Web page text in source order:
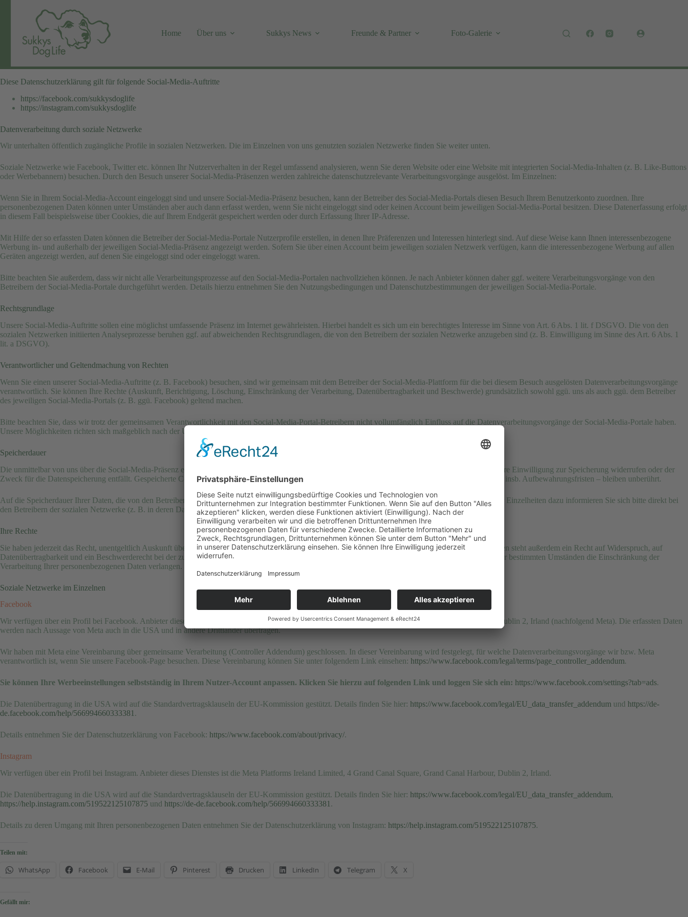
Home
Über uns Sukkys News Freunde & Partner Foto-Galerie
Social Media Datenschutz
Unsere Social-Media-Auftritte
Diese Datenschutzerklärung gilt für folgende Social-Media-Auftritte
https://facebook.com/sukkysdoglife
https://instagram.com/sukkysdoglife
Datenverarbeitung durch soziale Netzwerke
Wir unterhalten öffentlich zugängliche Profile in sozialen Netzwerken. Die im Einzelnen von uns genutzten sozialen Netzwerke finden Sie weiter unten.
Soziale Netzwerke wie Facebook, Twitter etc. können Ihr Nutzerverhalten in der Regel umfassend analysieren, wenn Sie deren Website oder eine Website mit integrierten Social-Media-Inhalten (z. B. Like-Buttons
oder Werbebannern) besuchen. Durch den Besuch unserer Social-Media-Präsenzen werden zahlreiche datenschutzrelevante Verarbeitungsvorgänge ausgelöst. Im Einzelnen:
Wenn Sie in Ihrem Social-Media-Account eingeloggt sind und unsere Social-Media-Präsenz besuchen, kann der Betreiber des Social-Media-Portals diesen Besuch Ihrem Benutzerkonto zuordnen. Ihre
personenbezogenen Daten können unter Umständen aber auch dann erfasst werden, wenn Sie nicht eingeloggt sind oder keinen Account beim jeweiligen Social-Media-Portal besitzen. Diese Datenerfassung erfolgt
in diesem Fall beispielsweise über Cookies, die auf Ihrem Endgerät gespeichert werden oder durch Erfassung Ihrer IP-Adresse.
Mit Hilfe der so erfassten Daten können die Betreiber der Social-Media-Portale Nutzerprofile erstellen, in denen Ihre Präferenzen und Interessen hinterlegt sind. Auf diese Weise kann Ihnen interessenbezogene
Werbung in- und außerhalb der jeweiligen Social-Media-Präsenz angezeigt werden. Sofern Sie über einen Account beim jeweiligen sozialen Netzwerk verfügen, kann die interessenbezogene Werbung auf allen
Geräten angezeigt werden, auf denen Sie eingeloggt sind oder eingeloggt waren.
Bitte beachten Sie außerdem, dass wir nicht alle Verarbeitungsprozesse auf den Social-Media-Portalen nachvollziehen können. Je nach Anbieter können daher ggf. weitere Verarbeitungsvorgänge von den
Betreibern der Social-Media-Portale durchgeführt werden. Details hierzu entnehmen Sie den Nutzungsbedingungen und Datenschutzbestimmungen der jeweiligen Social-Media-Portale.
Rechtsgrundlage
Unsere Social-Media-Auftritte sollen eine möglichst umfassende Präsenz im Internet gewährleisten. Hierbei handelt es sich um ein berechtigtes Interesse im Sinne von Art. 6 Abs. 1 lit. f DSGVO. Die von den
sozialen Netzwerken initiierten Analyseprozesse beruhen ggf. auf abweichenden Rechtsgrundlagen, die von den Betreibern der sozialen Netzwerke anzugeben sind (z. B. Einwilligung im Sinne des Art. 6 Abs. 1
lit. a DSGVO).
Verantwortlicher und Geltendmachung von Rechten
Wenn Sie einen unserer Social-Media-Auftritte (z. B. Facebook) besuchen, sind wir gemeinsam mit dem Betreiber der Social-Media-Plattform für die bei diesem Besuch ausgelösten Datenverarbeitungsvorgänge
verantwortlich. Sie können Ihre Rechte (Auskunft, Berichtigung, Löschung, Einschränkung der Verarbeitung, Datenübertragbarkeit und Beschwerde) grundsätzlich sowohl ggü. uns als auch ggü. dem Betreiber
des jeweiligen Social-Media-Portals (z. B. ggü. Facebook) geltend machen.
Bitte beachten Sie, dass wir trotz der gemeinsamen Verantwortlichkeit mit den Social-Media-Portal-Betreibern nicht vollumfänglich Einfluss auf die Datenverarbeitungsvorgänge der Social-Media-Portale haben.
Unsere Möglichkeiten richten sich maßgeblich nach der Unternehmenspolitik des jeweiligen Anbieters.
Speicherdauer
Die unmittelbar von uns über die Social-Media-Präsenz erfassten Daten werden von unseren Systemen gelöscht, sobald Sie uns zur Löschung auffordern, Ihre Einwilligung zur Speicherung widerrufen oder der
Zweck für die Datenspeicherung entfällt. Gespeicherte Cookies verbleiben auf Ihrem Endgerät, bis Sie sie löschen. Zwingende gesetzliche Bestimmungen – insb. Aufbewahrungsfristen – bleiben unberührt.
Auf die Speicherdauer Ihrer Daten, die von den Betreibern der sozialen Netzwerke zu eigenen Zwecken gespeichert werden, haben wir keinen Einfluss. Für Einzelheiten dazu informieren Sie sich bitte direkt bei
den Betreibern der sozialen Netzwerke (z. B. in deren Datenschutzerklärung, siehe unten).
Ihre Rechte
Sie haben jederzeit das Recht, unentgeltlich Auskunft über Herkunft, Empfänger und Zweck Ihrer gespeicherten personenbezogenen Daten zu erhalten. Ihnen steht außerdem ein Recht auf Widerspruch, auf
Datenübertragbarkeit und ein Beschwerderecht bei der zuständigen Aufsichtsbehörde zu. Ferner können Sie die Berichtigung, Sperrung, Löschung und unter bestimmten Umständen die Einschränkung der
Verarbeitung Ihrer personenbezogenen Daten verlangen.
Soziale Netzwerke im Einzelnen
Facebook
Wir verfügen über ein Profil bei Facebook. Anbieter dieses Dienstes ist die Meta Platforms Ireland Limited, 4 Grand Canal Square, Grand Canal Harbour, Dublin 2, Irland (nachfolgend Meta). Die erfassten Daten
werden nach Aussage von Meta auch in die USA und in andere Drittländer übertragen.
Wir haben mit Meta eine Vereinbarung über gemeinsame Verarbeitung (Controller Addendum) geschlossen. In dieser Vereinbarung wird festgelegt, für welche Datenverarbeitungsvorgänge wir bzw. Meta
verantwortlich ist, wenn Sie unsere Facebook-Page besuchen. Diese Vereinbarung können Sie unter folgendem Link einsehen: https://www.facebook.com/legal/terms/page_controller_addendum.
Sie können Ihre Werbeeinstellungen selbstständig in Ihrem Nutzer-Account anpassen. Klicken Sie hierzu auf folgenden Link und loggen Sie sich ein: https://www.facebook.com/settings?tab=ads.
Die Datenübertragung in die USA wird auf die Standardvertragsklauseln der EU-Kommission gestützt. Details finden Sie hier: https://www.facebook.com/legal/EU_data_transfer_addendum und https://de-
de.facebook.com/help/566994660333381 .
Details entnehmen Sie der Datenschutzerklärung von Facebook: https://www.facebook.com/about/privacy/.
Instagram
Wir verfügen über ein Profil bei Instagram. Anbieter dieses Dienstes ist die Meta Platforms Ireland Limited, 4 Grand Canal Square, Grand Canal Harbour, Dublin 2, Irland.
Die Datenübertragung in die USA wird auf die Standardvertragsklauseln der EU-Kommission gestützt. Details finden Sie hier: https://www.facebook.com/legal/EU_data_transfer_addendum,
https://help.instagram.com/519522125107875 und https://de-de.facebook.com/help/566994660333381 .
Details zu deren Umgang mit Ihren personenbezogenen Daten entnehmen Sie der Datenschutzerklärung von Instagram: https://help.instagram.com/519522125107875.
Teilen mit:
WhatsApp Facebook E-Mail Pinterest Drucken LinkedIn Telegram X
Gefällt mir: